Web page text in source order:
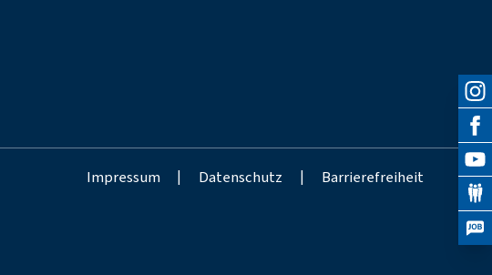
Impressum | Datenschutz | Barrierefreiheit